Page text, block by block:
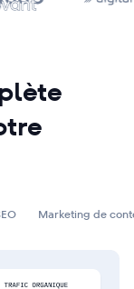
Marketing de